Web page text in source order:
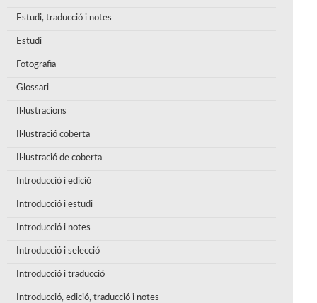
Estudi, traducció i notes
Estudi
Fotografia
Glossari
Il·lustracions
Il·lustració coberta
Il·lustració de coberta
Introducció i edició
Introducció i estudi
Introducció i notes
Introducció i selecció
Introducció i traducció
Introducció, edició, traducció i notes